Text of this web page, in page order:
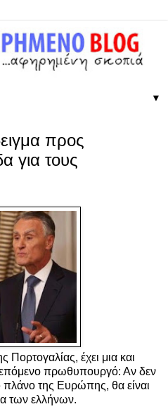
▼
προς
για τους
έχει μια και
επόμενο πρωθυπουργό: Αν δεν
πλάνο της Ευρώπης, θα είναι
των ελλήνων.